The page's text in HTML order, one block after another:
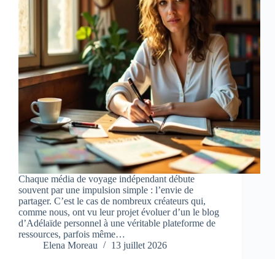
Chaque média de voyage indépendant débute
souvent par une impulsion simple : l’envie de
partager. C’est le cas de nombreux créateurs qui,
comme nous, ont vu leur projet évoluer d’un le blog
d’Adélaïde personnel à une véritable plateforme de
ressources, parfois même…
Elena Moreau
13 juillet 2026